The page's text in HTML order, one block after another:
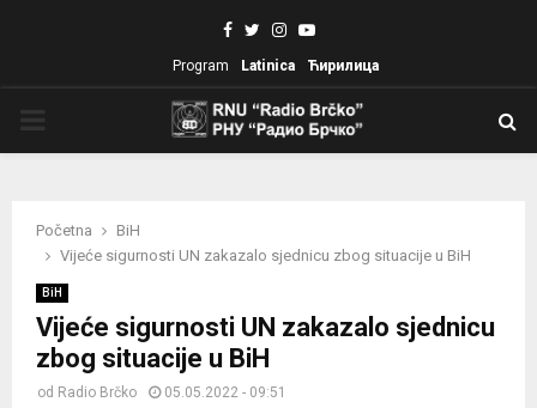
Facebook
TwitterInstagram
Youtube
Program Latinica Ћирилица
Početna
BiH
Vijeće sigurnosti UN zakazalo sjednicu zbog situacije u BiH
BiH
Vijeće sigurnosti UN zakazalo sjednicu
zbog situacije u BiH
od Radio Brčko 05.05.2022 - 09:51